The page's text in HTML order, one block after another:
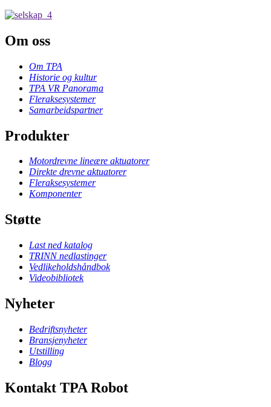
Om oss
Om TPA
Historie og kultur
TPA VR Panorama
Fleraksesystemer
Samarbeidspartner
Produkter
Motordrevne lineære aktuatorer
Direkte drevne aktuatorer
Fleraksesystemer
Komponenter
Støtte
Last ned katalog
TRINN nedlastinger
Vedlikeholdshåndbok
Videobibliotek
Nyheter
Bedriftsnyheter
Bransjenyheter
Utstilling
Blogg
Kontakt TPA Robot